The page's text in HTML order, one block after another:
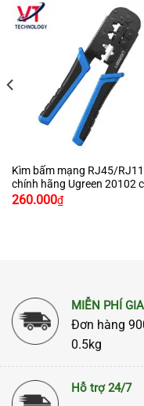
Kìm bấm mạng RJ45/RJ11
chính hãng Ugreen 20102
cấp màu xanh đen
260.000₫
MIỄN PHÍ
Đơn hàng
0.5kg
Hỗ trợ 24/7